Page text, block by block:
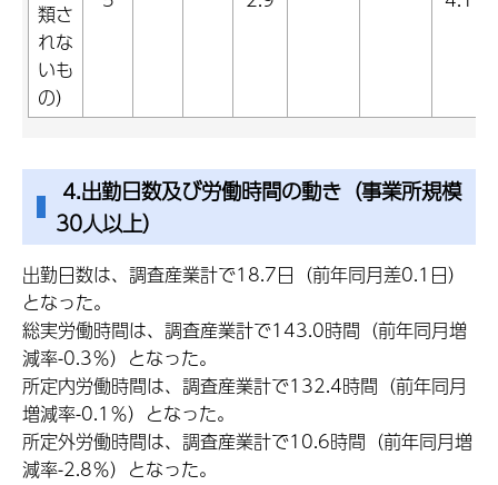
類さ
れな
いも
の）
4.出勤日数及び労働時間の動き（事業所規模
30人以上）
出勤日数は、調査産業計で18.7日（前年同月差0.1日）
となった。
総実労働時間は、調査産業計で143.0時間（前年同月増
減率-0.3％）となった。
所定内労働時間は、調査産業計で132.4時間（前年同月
増減率-0.1％）となった。
所定外労働時間は、調査産業計で10.6時間（前年同月増
減率-2.8％）となった。